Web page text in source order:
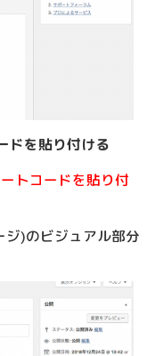
ドを貼り付ける
トコードを貼り付
)のビジュアル部分